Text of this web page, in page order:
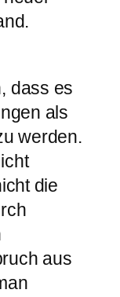
dass es
als
werden.
die
aus